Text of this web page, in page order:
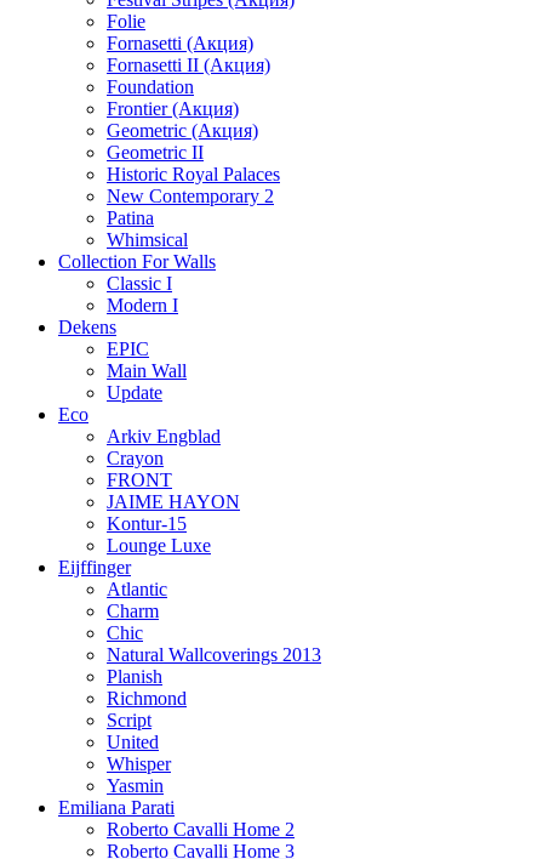
Folie
Fornasetti (Акция)
Fornasetti II (Акция)
Foundation
Frontier (Акция)
Geometric (Акция)
Geometric II
Historic Royal Palaces
New Contemporary 2
Patina
Whimsical
Collection For Walls
Classic I
Modern I
Dekens
EPIC
Main Wall
Update
Eco
Arkiv Engblad
Crayon
FRONT
JAIME HAYON
Kontur-15
Lounge Luxe
Eijffinger
Atlantic
Charm
Chic
Natural Wallcoverings 2013
Planish
Richmond
Script
United
Whisper
Yasmin
Emiliana Parati
Roberto Cavalli Home 2
Roberto Cavalli Home 3